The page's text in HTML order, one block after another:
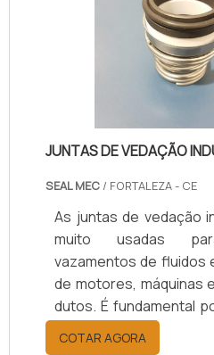
uma espécie de
realizar a
condensando sem
ambiente. Ele evita a
precoce nas
JUNTAS DE VEDAÇÃO
SEAL MEC / FORTALEZA - CE
As juntas de vedação
muito usadas
vazamentos de fluidos
de motores, máquinas
dutos. É fundamental
necessário ter um
confiança para
COTAR AGORA